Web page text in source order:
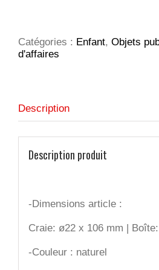
4
craies
Catégories : Enfant, Objets
d'affaires
Description
Description produit
-Dimensions article :
Craie: ø22 x 106 mm |
-Couleur : naturel